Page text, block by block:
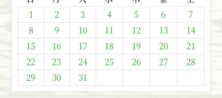
1
2 3 4 5 6
7
8
9 10 11 12 13
14
15
16 17 18 19 20
21
22
23 24 25 26 27
28
29
30 31